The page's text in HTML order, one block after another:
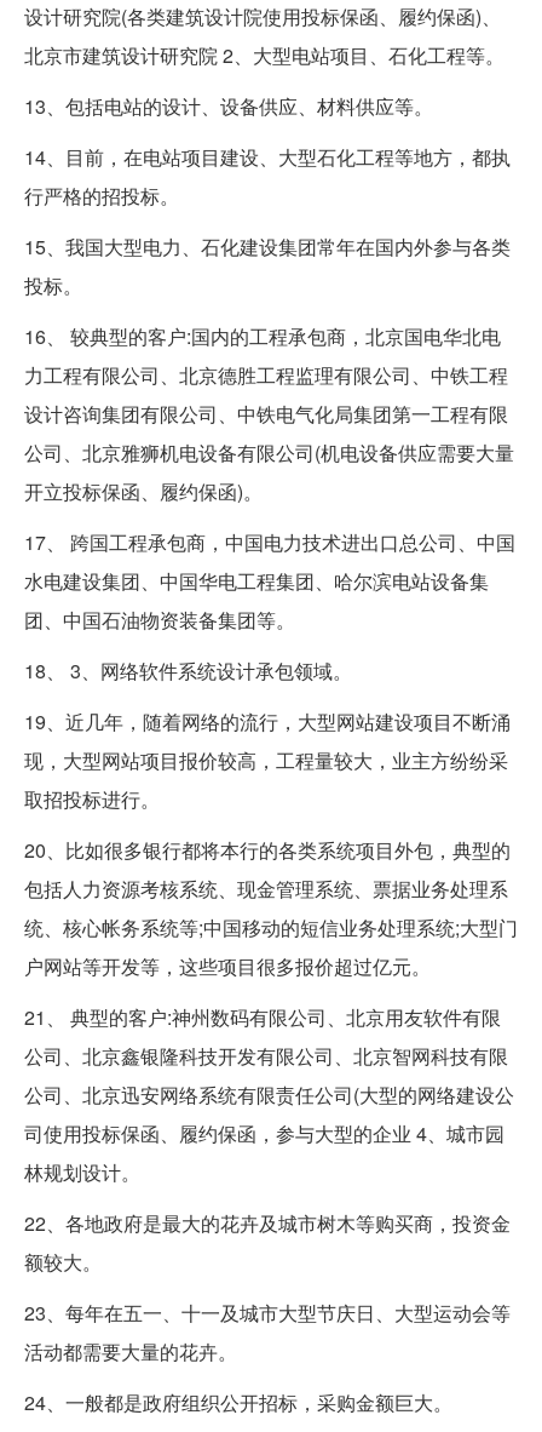
设计研究院(各类建筑设计院使用投标保函、履约保函)、
北京市建筑设计研究院 2、大型电站项目、石化工程等。
13、包括电站的设计、设备供应、材料供应等。
14、目前，在电站项目建设、大型石化工程等地方，都执
行严格的招投标。
15、我国大型电力、石化建设集团常年在国内外参与各类
投标。
16、 较典型的客户:国内的工程承包商，北京国电华北电
力工程有限公司、北京德胜工程监理有限公司、中铁工程
设计咨询集团有限公司、中铁电气化局集团第一工程有限
公司、北京雅狮机电设备有限公司(机电设备供应需要大量
开立投标保函、履约保函)。
17、 跨国工程承包商，中国电力技术进出口总公司、中国
水电建设集团、中国华电工程集团、哈尔滨电站设备集
团、中国石油物资装备集团等。
18、 3、网络软件系统设计承包领域。
19、近几年，随着网络的流行，大型网站建设项目不断涌
现，大型网站项目报价较高，工程量较大，业主方纷纷采
取招投标进行。
20、比如很多银行都将本行的各类系统项目外包，典型的
包括人力资源考核系统、现金管理系统、票据业务处理系
统、核心帐务系统等;中国移动的短信业务处理系统;大型门
户网站等开发等，这些项目很多报价超过亿元。
21、 典型的客户:神州数码有限公司、北京用友软件有限
公司、北京鑫银隆科技开发有限公司、北京智网科技有限
公司、北京迅安网络系统有限责任公司(大型的网络建设公
司使用投标保函、履约保函，参与大型的企业 4、城市园
林规划设计。
22、各地政府是最大的花卉及城市树木等购买商，投资金
额较大。
23、每年在五一、十一及城市大型节庆日、大型运动会等
活动都需要大量的花卉。
24、一般都是政府组织公开招标，采购金额巨大。